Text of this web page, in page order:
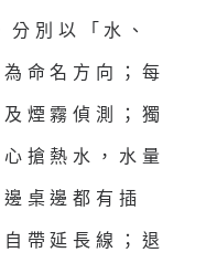
別以「水、
命名方向；每
煙霧偵測；獨
搶熱水，水量
桌邊都有插
帶延長線；退